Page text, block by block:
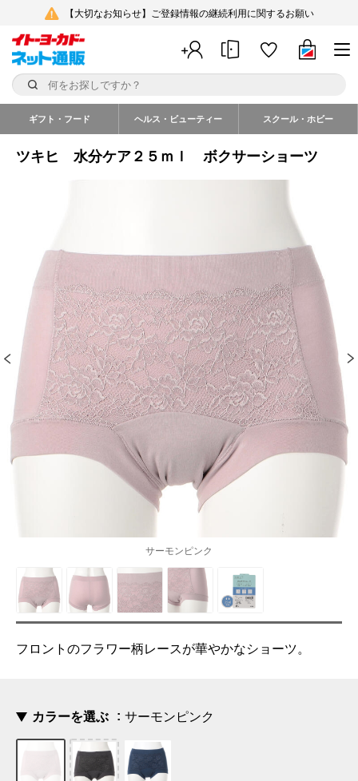
【大切なお知らせ】ご登録情報の継続利用に関するお願い
ギフト・フード ヘルス・ビューティー スクール・ホビー
ツキヒ 水分ケア２５ｍｌ ボクサーショーツ
サーモンピンク
フロントのフラワー柄レースが華やかなショーツ。
カラーを選ぶ サーモンピンク